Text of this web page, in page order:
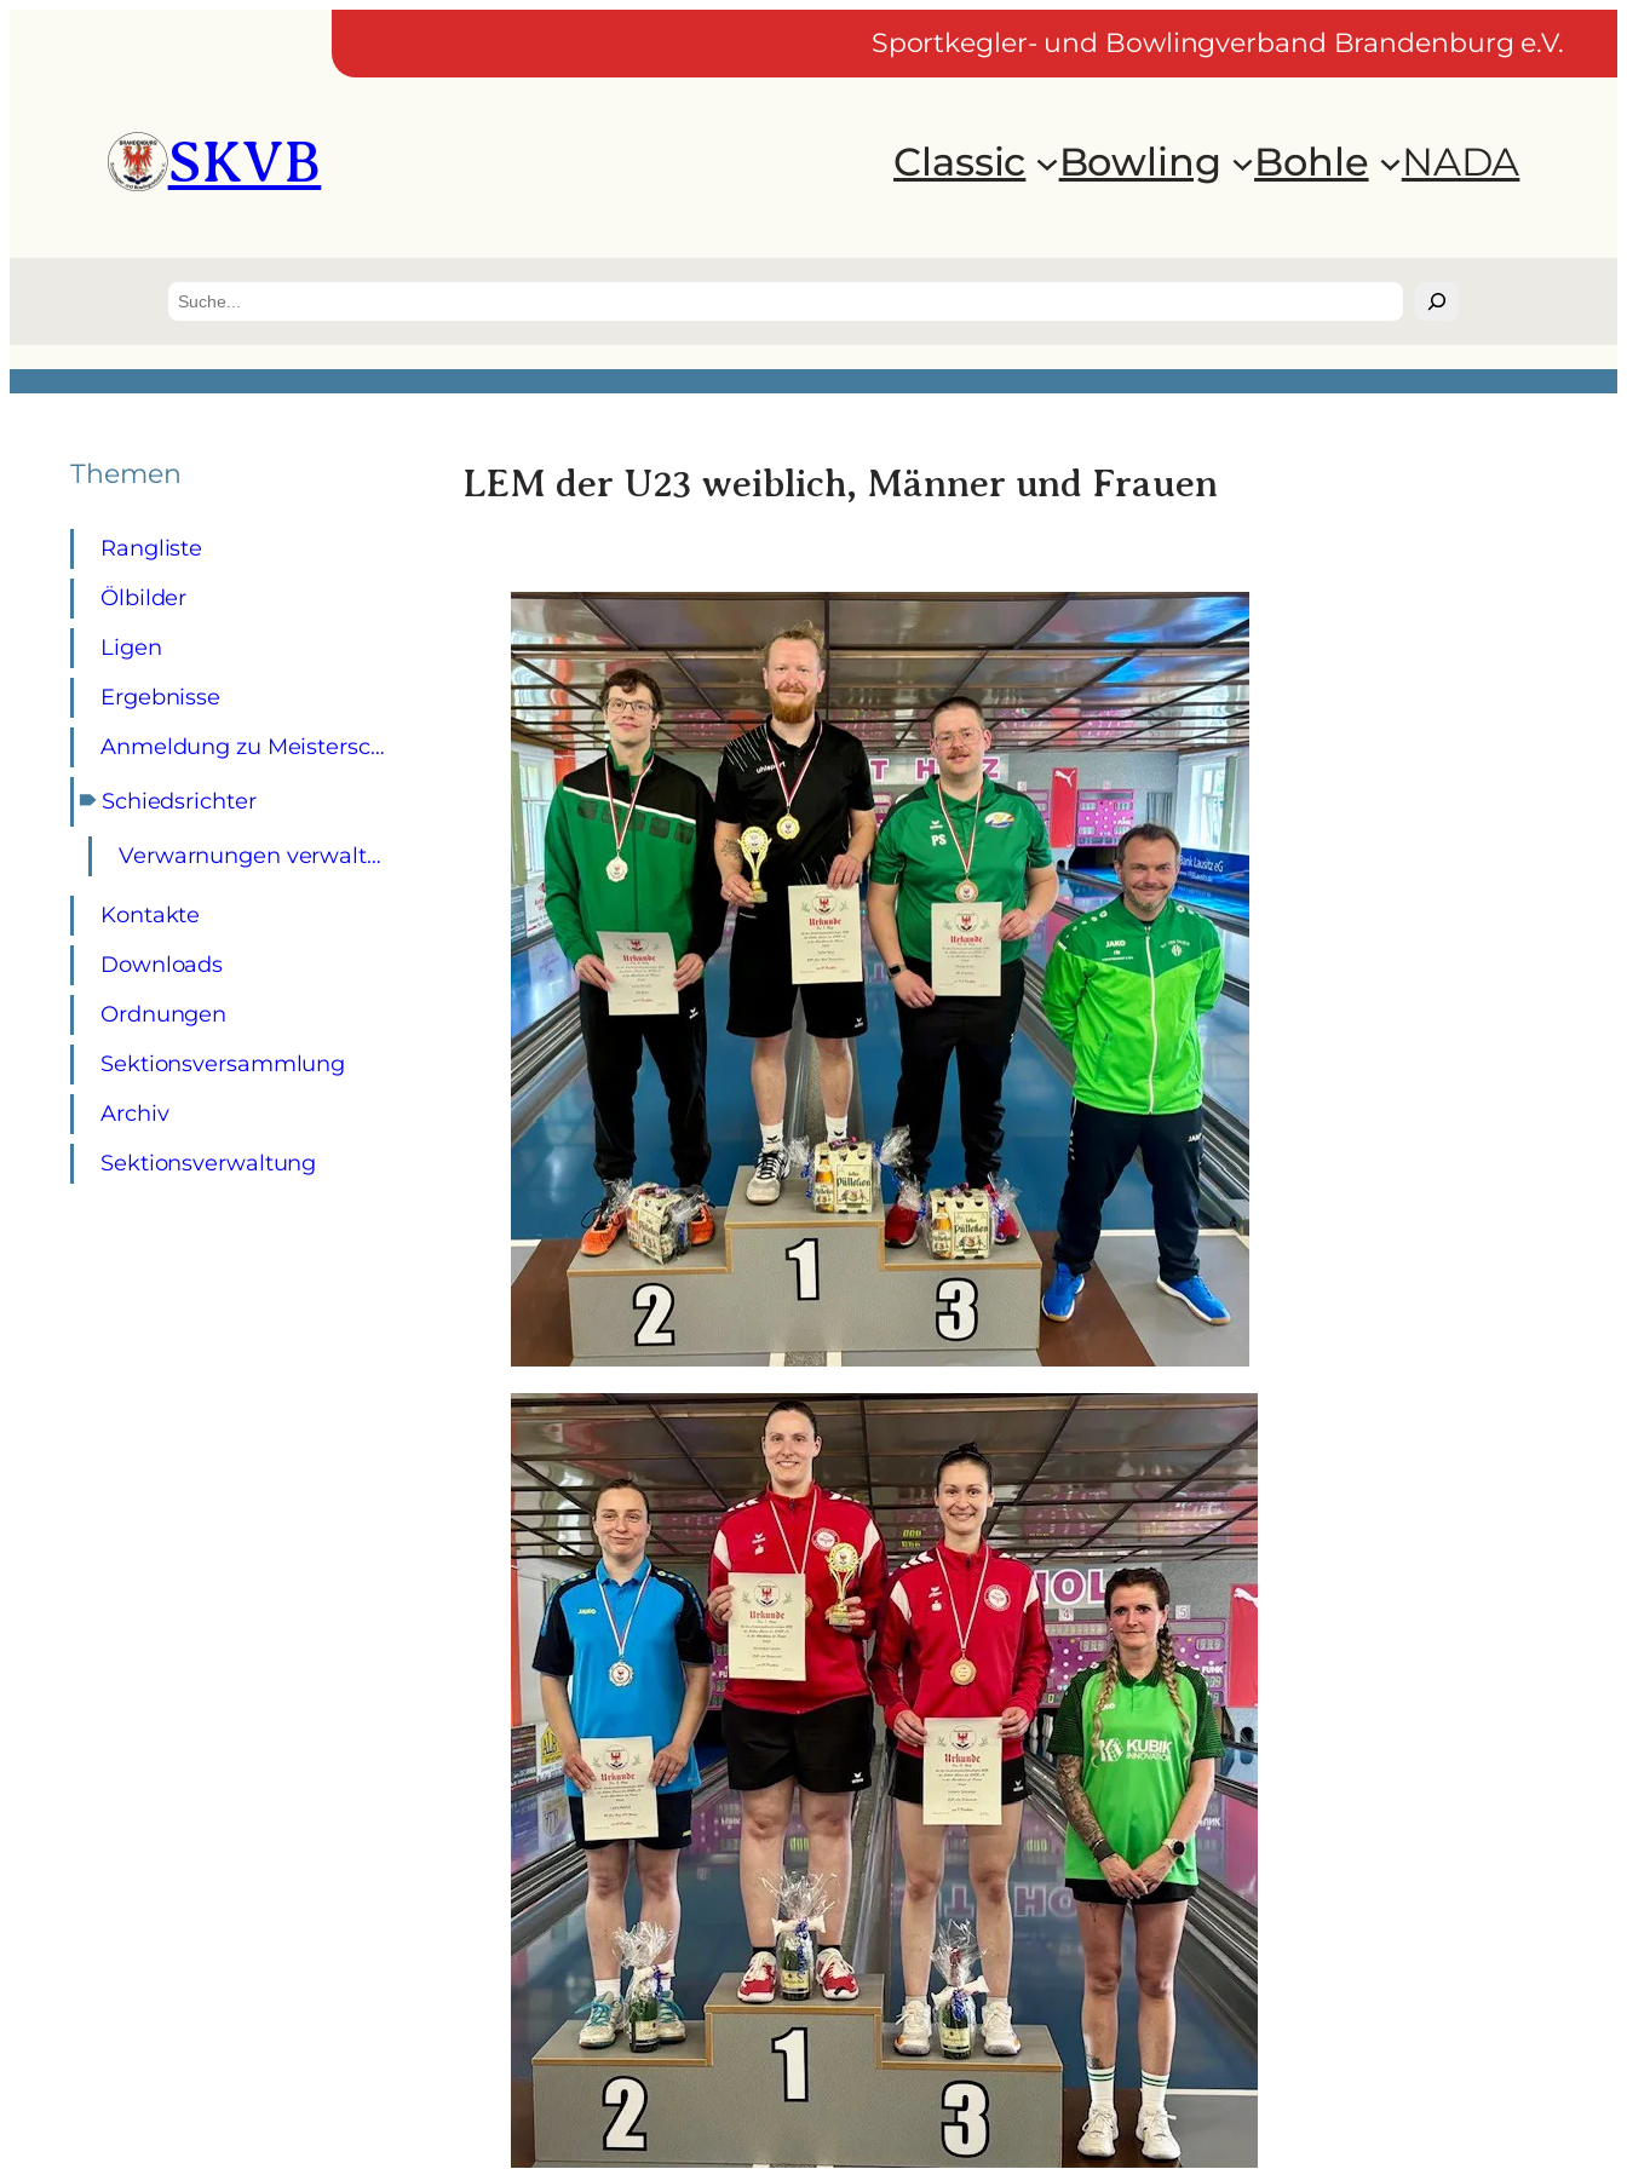
Sportkegler- und Bowlingverband Brandenburg e.V.
SKVB Classic Bowling Bohle NADA
Suchen
Themen
Rangliste
Ölbilder
Ligen
Ergebnisse
Anmeldung zu Meisterschaften und Turnieren
🠶 Schiedsrichter
Verwarnungen verwalten
Kontakte
Downloads
Ordnungen
Sektionsversammlung
Archiv
Sektionsverwaltung
LEM der U23 weiblich, Männer und Frauen